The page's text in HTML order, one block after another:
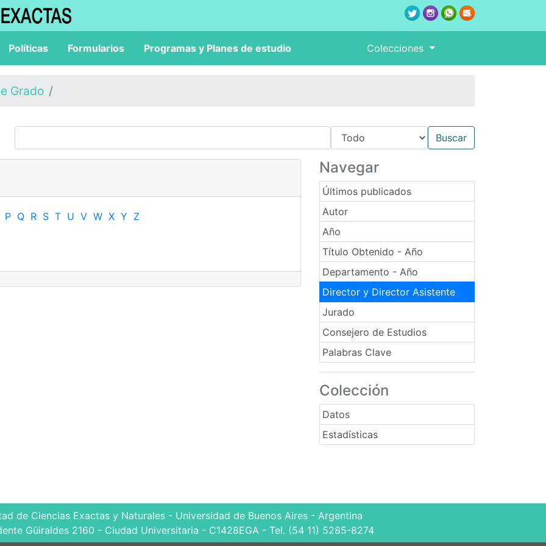
Políticas Formularios Programas y Planes de estudio Colecciones
Grado
Navegar
Últimos publicados
Autor
Año
Título Obtenido - Año
Departamento - Año
Director y Director Asistente
Jurado
Consejero de Estudios
Palabras Clave
Colección
Datos
Estadísticas
P Q R S T U V W X Y Z
de Ciencias Exactas y Naturales - Universidad de Buenos Aires - Argentina
Güiraldes 2160 - Ciudad Universitaria - C1428EGA - Tel. (54 11) 5285-8274